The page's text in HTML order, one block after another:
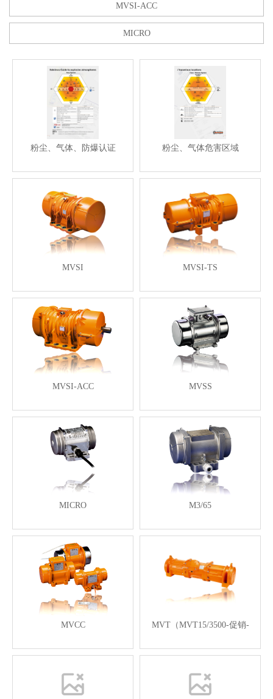
MVSI-ACC
MICRO
粉尘、气体、防爆认证 粉尘、气体危害区域
MVSI MVSI-TS
MVSI-ACC MVSS
MICRO M3/65
MVCC
MVT（MVT15/3500-促销-